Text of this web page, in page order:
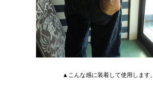
▲こんな感に装着して使用します。